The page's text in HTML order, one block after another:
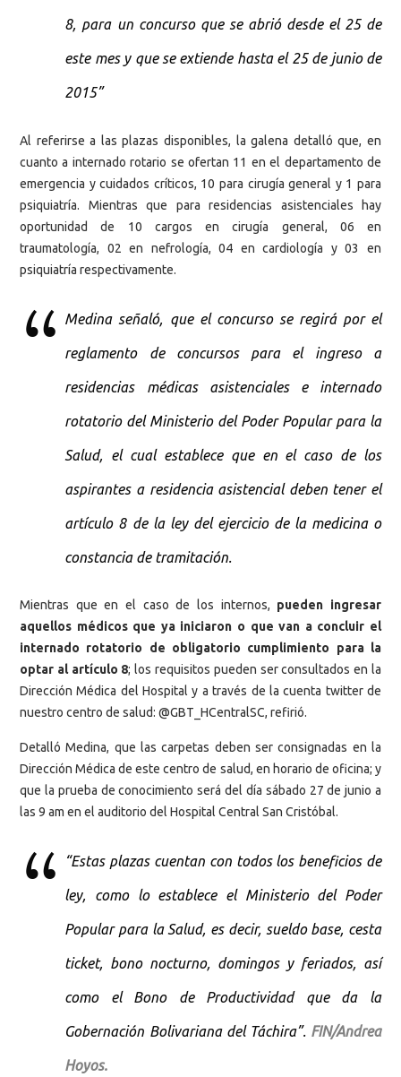
8, para un concurso que se abrió desde el 25 de
este mes y que se extiende hasta el 25 de junio de
2015”
Al referirse a las plazas disponibles, la galena detalló que, en
cuanto a internado rotario se ofertan 11 en el departamento de
emergencia y cuidados críticos, 10 para cirugía general y 1 para
psiquiatría. Mientras que para residencias asistenciales hay
oportunidad de 10 cargos en cirugía general, 06 en
traumatología, 02 en nefrología, 04 en cardiología y 03 en
psiquiatría respectivamente.
Medina señaló, que el concurso se regirá por el
reglamento de concursos para el ingreso a
residencias médicas asistenciales e internado
rotatorio del Ministerio del Poder Popular para la
Salud, el cual establece que en el caso de los
aspirantes a residencia asistencial deben tener el
artículo 8 de la ley del ejercicio de la medicina o
constancia de tramitación.
Mientras que en el caso de los internos, pueden ingresar
aquellos médicos que ya iniciaron o que van a concluir el
internado rotatorio de obligatorio cumplimiento para la
optar al artículo 8; los requisitos pueden ser consultados en la
Dirección Médica del Hospital y a través de la cuenta twitter de
nuestro centro de salud: @GBT_HCentralSC, refirió.
Detalló Medina, que las carpetas deben ser consignadas en la
Dirección Médica de este centro de salud, en horario de oficina; y
que la prueba de conocimiento será del día sábado 27 de junio a
las 9 am en el auditorio del Hospital Central San Cristóbal.
“Estas plazas cuentan con todos los beneficios de
ley, como lo establece el Ministerio del Poder
Popular para la Salud, es decir, sueldo base, cesta
ticket, bono nocturno, domingos y feriados, así
como el Bono de Productividad que da la
Gobernación Bolivariana del Táchira”. FIN/Andrea
Hoyos.